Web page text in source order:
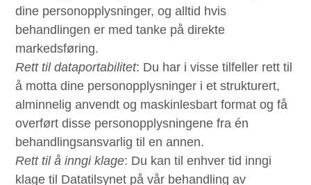
dine personopplysninger, og alltid hvis
behandlingen er med tanke på direkte
markedsføring.
Rett til dataportabilitet: Du har i visse tilfeller rett til
å motta dine personopplysninger i et strukturert,
alminnelig anvendt og maskinlesbart format og få
overført disse personopplysningene fra én
behandlingsansvarlig til en annen.
Rett til å inngi klage: Du kan til enhver tid inngi
klage til Datatilsynet på vår behandling av